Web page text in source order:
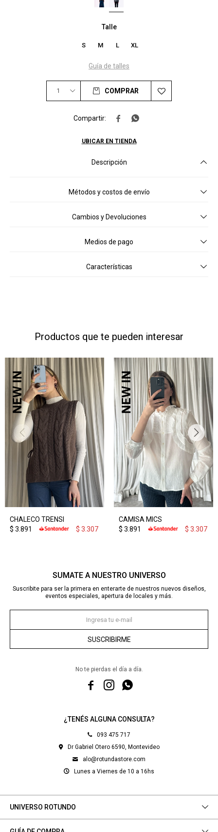
Talle
S M L XL
Guía de talles
1 COMPRAR
 
UBICAR EN TIENDA
Descripción
Métodos y costos de envío
Cambios y Devoluciones
Medios de pago
Características
Productos que te pueden interesar
CHALECO TRENSI
$ 3.891 $ 3.307
CAMISA MICS
$ 3.891 $ 3.307
¿TENÉS ALGUNA CONSULTA?
093 475 717
Dr Gabriel Otero 6590, Montevideo
alo@rotundastore.com
Lunes a Viernes de 10 a 16hs
UNIVERSO ROTUNDO
SUMATE A NUESTRO UNIVERSO
Suscribite para ser la primera en enterarte de nuestros nuevos diseños,
eventos especiales, apertura de locales y más.
SUSCRIBIRME
No te pierdas el día a día.
  